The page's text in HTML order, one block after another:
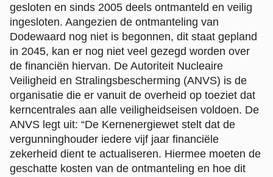
gesloten en sinds 2005 deels ontmanteld en veilig
ingesloten. Aangezien de ontmanteling van
Dodewaard nog niet is begonnen, dit staat gepland
in 2045, kan er nog niet veel gezegd worden over
de financiën hiervan. De Autoriteit Nucleaire
Veiligheid en Stralingsbescherming (ANVS) is de
organisatie die er vanuit de overheid op toeziet dat
kerncentrales aan alle veiligheidseisen voldoen. De
ANVS legt uit: “De Kernenergiewet stelt dat de
vergunninghouder iedere vijf jaar financiële
zekerheid dient te actualiseren. Hiermee moeten de
geschatte kosten van de ontmanteling en hoe dit